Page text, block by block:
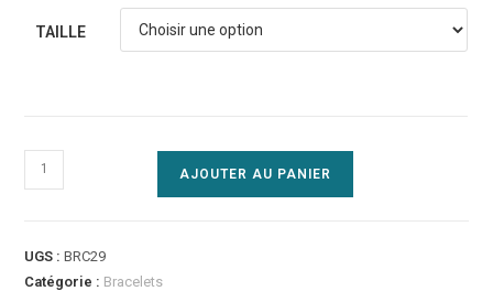
TAILLE
AJOUTER AU PANIER
UGS :BRC29
Catégorie : Bracelets